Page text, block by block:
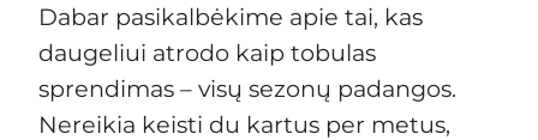
Dabar pasikalbėkime apie tai, kas
daugeliui atrodo kaip tobulas
sprendimas – visų sezonų padangos.
Nereikia keisti du kartus per metus,